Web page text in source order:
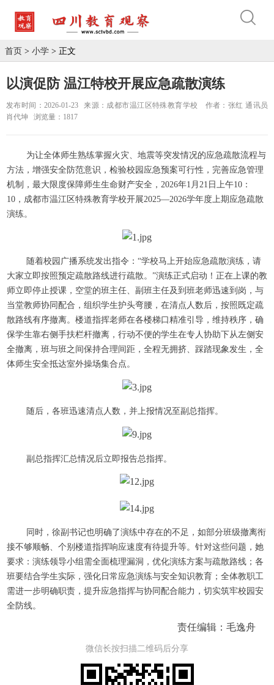
首页 > 小学 > 正文
以演促防 温江特校开展应急疏散演练
发布时间：2026-01-23 来源：成都市温江区特殊教育学校
作者：张红 通讯员
肖代坤
浏览量：1817
为让全体师生熟练掌握火灾、地震等突发情况的应急疏散流程与
方法，增强安全防范意识，检验校园应急预案可行性，完善应急管理
机制，最大限度保障师生生命财产安全，2026年1月21日上午10：
10，成都市温江区特殊教育学校开展2025—2026学年度上期应急疏散
演练。
随着校园广播系统发出指令：“学校马上开始应急疏散演练，请
大家立即按照预定疏散路线进行疏散。”演练正式启动！正在上课的教
师立即停止授课，空堂的班主任、副班主任及到班老师迅速到岗，与
当堂教师协同配合，组织学生护头弯腰，在清点人数后，按照既定疏
散路线有序撤离。楼道指挥老师在各楼梯口精准引导，维持秩序，确
保学生靠右侧手扶栏杆撤离，行动不便的学生在专人协助下从左侧安
全撤离，班与班之间保持合理间距，全程无拥挤、踩踏现象发生，全
体师生安全抵达室外操场集合点。
随后，各班迅速清点人数，并上报情况至副总指挥。
副总指挥汇总情况后立即报告总指挥。
同时，徐副书记也明确了演练中存在的不足，如部分班级撤离衔
接不够顺畅、个别楼道指挥响应速度有待提升等。针对这些问题，她
要求：演练领导小组需全面梳理漏洞，优化演练方案与疏散路线；各
班要结合学生实际，强化日常应急演练与安全知识教育；全体教职工
需进一步明确职责，提升应急指挥与协同配合能力，切实筑牢校园安
全防线。
责任编辑：毛逸舟
微信长按扫描二维码后分享